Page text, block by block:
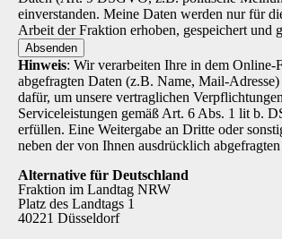
einverstanden. Meine Daten werden nur für
Arbeit der Fraktion erhoben, gespeichert und
Absenden
Hinweis: Wir verarbeiten Ihre in dem Online-
abgefragten Daten (z.B. Name, Mail-
dafür, um unsere vertraglichen
Serviceleistungen gemäß Art. 6 Abs. 1 lit b.
erfüllen. Eine Weitergabe an Dritte oder
neben der von Ihnen ausdrücklich
Alternative für Deutschland
Fraktion im Landtag NRW
Platz des Landtags 1
40221 Düsseldorf